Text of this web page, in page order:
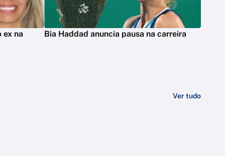
ex na
Bia Haddad anuncia pausa na carreira
Ver tudo